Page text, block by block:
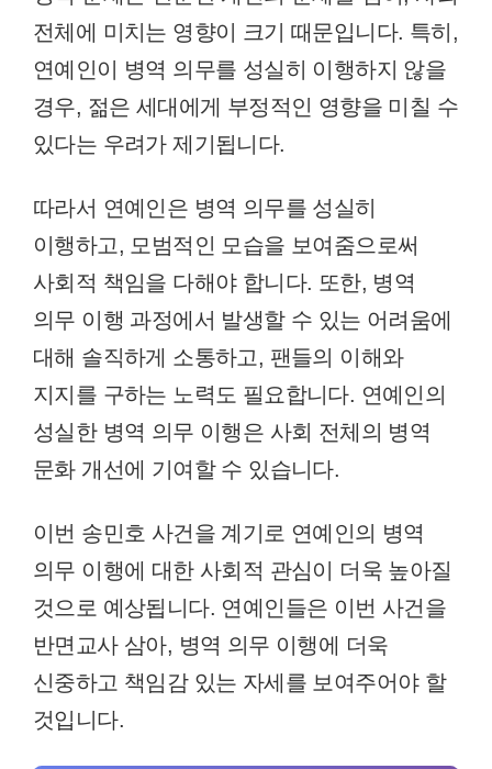
전체에 미치는 영향이 크기 때문입니다. 특히,
연예인이 병역 의무를 성실히 이행하지 않을
경우, 젊은 세대에게 부정적인 영향을 미칠 수
있다는 우려가 제기됩니다.
따라서 연예인은 병역 의무를 성실히
이행하고, 모범적인 모습을 보여줌으로써
사회적 책임을 다해야 합니다. 또한, 병역
의무 이행 과정에서 발생할 수 있는 어려움에
대해 솔직하게 소통하고, 팬들의 이해와
지지를 구하는 노력도 필요합니다. 연예인의
성실한 병역 의무 이행은 사회 전체의 병역
문화 개선에 기여할 수 있습니다.
이번 송민호 사건을 계기로 연예인의 병역
의무 이행에 대한 사회적 관심이 더욱 높아질
것으로 예상됩니다. 연예인들은 이번 사건을
반면교사 삼아, 병역 의무 이행에 더욱
신중하고 책임감 있는 자세를 보여주어야 할
것입니다.